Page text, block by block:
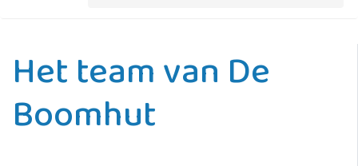
Het team van De
Boomhut